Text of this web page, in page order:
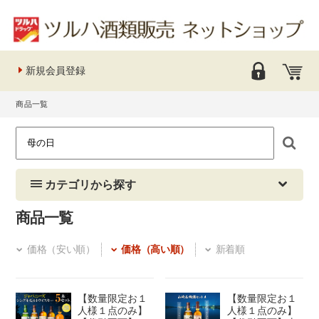
新規会員登録
商品一覧
カテゴリから探す
商品一覧
価格（安い順） 価格（高い順） 新着順
【数量限定お１
人様１点のみ】
【数量限定お１
人様１点のみ】